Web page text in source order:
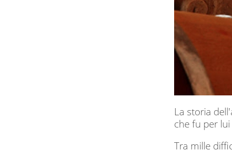
La storia
che fu per
Tra mille